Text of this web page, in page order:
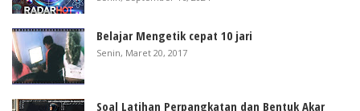
Belajar Mengetik cepat 10 jari
Senin, Maret 20, 2017
Soal Latihan Perpangkatan dan Bentuk Akar